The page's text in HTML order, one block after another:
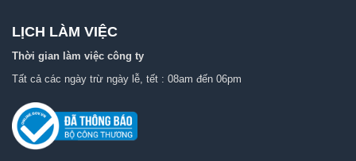
LỊCH LÀM VIỆC
Thời gian làm việc công ty
Tất cả các ngày trừ ngày lễ, tết : 08am đến 06pm